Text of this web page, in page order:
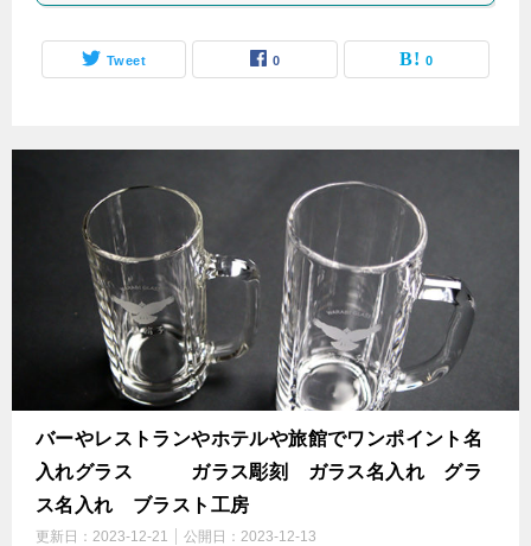
Tweet 0 0
バーやレストランやホテルや旅館でワンポイント名
入れグラス ガラス彫刻 ガラス名入れ グラ
ス名入れ ブラスト工房
更新日： 2023-12-21 公開日： 2023-12-13